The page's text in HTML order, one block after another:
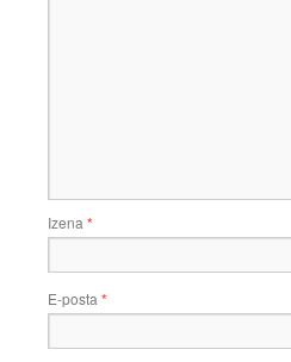
Izena *
E-posta *